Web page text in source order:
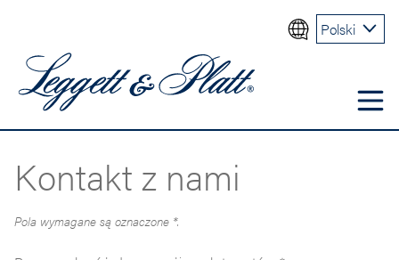
Polski
Kontakt z nami
Pola wymagane są oznaczone *.